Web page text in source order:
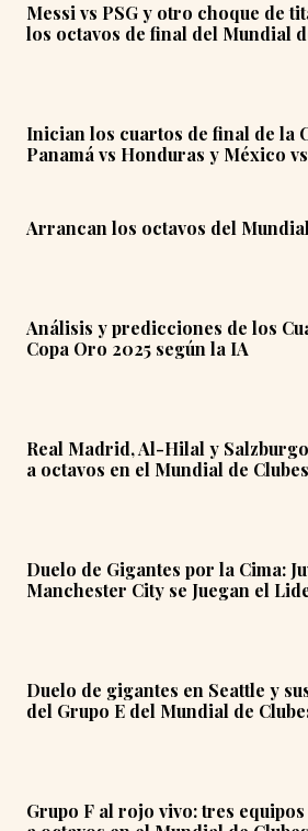
Messi vs PSG y otro choque de
los octavos de final del Mundial
Inician los cuartos de final de la
Panamá vs Honduras y México
Arrancan los octavos del
Análisis y predicciones de los
Copa Oro 2025 según la IA
Real Madrid, Al-Hilal y
a octavos en el Mundial de
Duelo de Gigantes por la Cima:
Manchester City se Juegan el
Duelo de gigantes en Seattle y
del Grupo E del Mundial de
Grupo F al rojo vivo: tres